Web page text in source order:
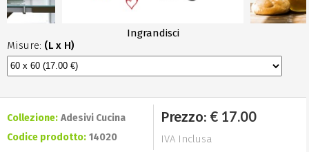
Ingrandisci
Collezione: Adesivi Cucina
Codice prodotto: 14020
Prezzo: € 17.00
IVA Inclusa
Misure: (L x H)